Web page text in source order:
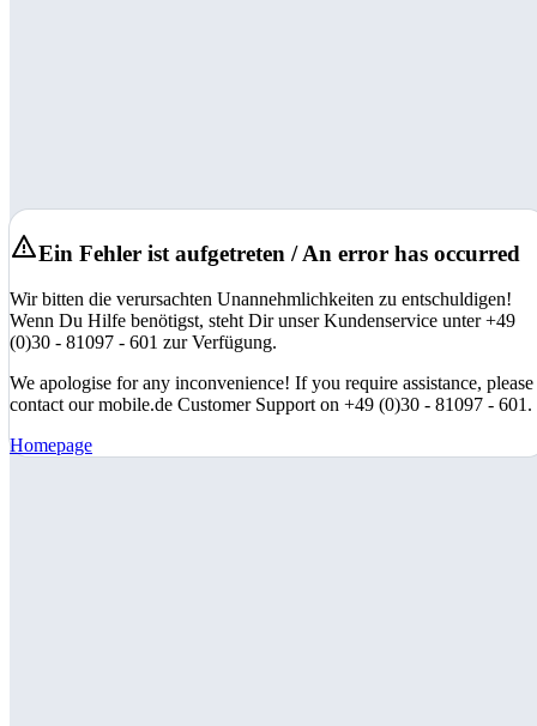
Ein Fehler ist aufgetreten / An error has occurred
Wir bitten die verursachten Unannehmlichkeiten zu entschuldigen!
Wenn Du Hilfe benötigst, steht Dir unser Kundenservice unter +49
(0)30 - 81097 - 601 zur Verfügung.
We apologise for any inconvenience! If you require assistance, please
contact our mobile.de Customer Support on +49 (0)30 - 81097 - 601.
Homepage